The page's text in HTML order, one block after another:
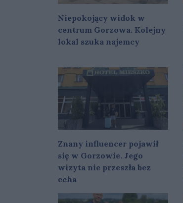
Niepokojący widok w
centrum Gorzowa. Kolejny
lokal szuka najemcy
Znany influencer pojawił
się w Gorzowie. Jego
wizyta nie przeszła bez
echa